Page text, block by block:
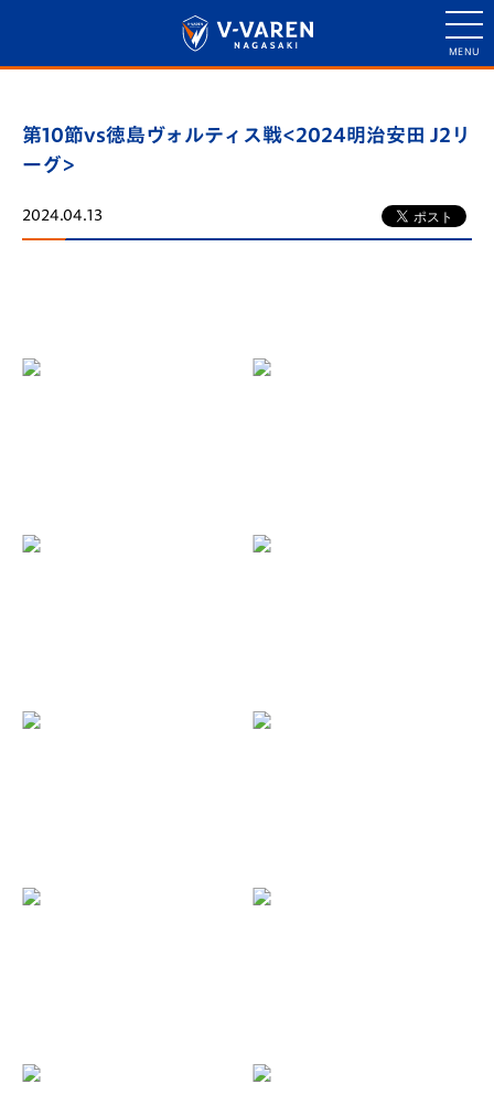
第10節vs徳島ヴォルティス戦<2024明治安田 J2リ
ーグ>
2024.04.13